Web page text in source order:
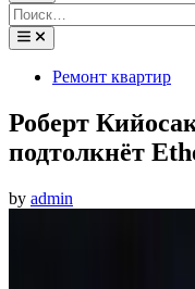
Найти:
PostedРемонт квартир
Роберт
подтолкнёт
by admin